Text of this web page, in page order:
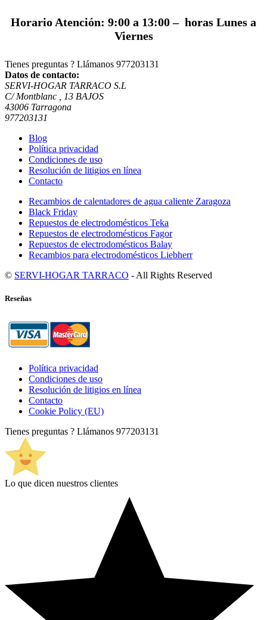
Horario Atención: 9:00 a 13:00 – horas Lunes a
Viernes
Tienes preguntas ? Llámanos 977203131
Datos de contacto:
SERVI-HOGAR TARRACO S.L
C/ Montblanc , 13 BAJOS
43006 Tarragona
977203131
Blog
Política privacidad
Condiciones de uso
Resolución de litigios en línea
Contacto
Recambios de calentadores de agua caliente Zaragoza
Black Friday
Repuestos de electrodomésticos Teka
Repuestos de electrodomésticos Fagor
Repuestos de electrodomésticos Balay
Recambios para electrodomésticos Liebherr
© SERVI-HOGAR TARRACO - All Rights Reserved
Reseñas
Política privacidad
Condiciones de uso
Resolución de litigios en línea
Contacto
Cookie Policy (EU)
Tienes preguntas ? Llámanos 977203131
Lo que dicen nuestros clientes